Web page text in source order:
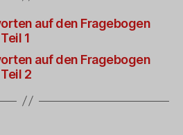
auf den Fragebogen
1
auf den Fragebogen
2